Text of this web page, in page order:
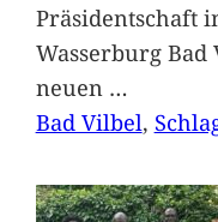
Präsidentschaft
Wasserburg
neuen …
Bad Vilbel,